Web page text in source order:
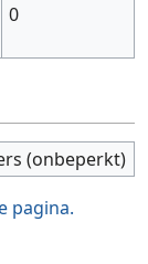
0
(onbeperkt)
pagina.